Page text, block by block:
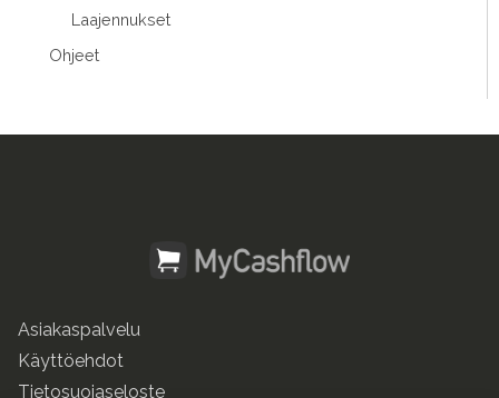
Laajennukset
Ohjeet
Asiakaspalvelu
Käyttöehdot
Tietosuojaseloste